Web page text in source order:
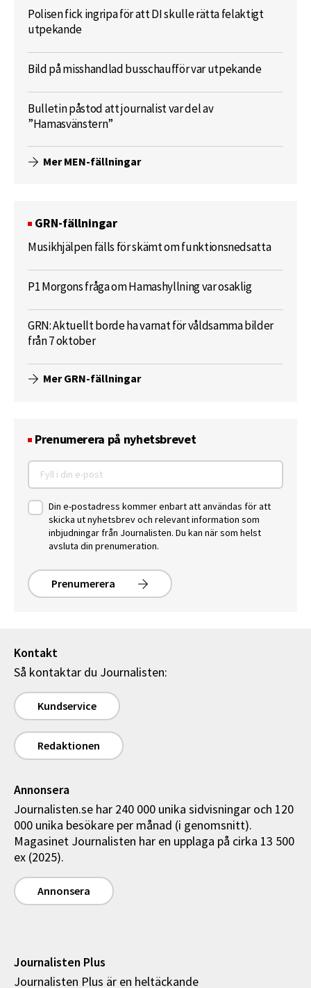
Polisen fick ingripa för att DI skulle rätta felaktigt
utpekande
Bild på misshandlad busschaufför var utpekande
Bulletin påstod att journalist var del av
”Hamasvänstern”
Mer MEN-fällningar
GRN-fällningar
Musikhjälpen fälls för skämt om funktionsnedsatta
P1 Morgons fråga om Hamashyllning var osaklig
GRN: Aktuellt borde ha varnat för våldsamma bilder
från 7 oktober
Mer GRN-fällningar
Prenumerera på nyhetsbrevet
Din e-postadress kommer enbart att användas för att
skicka ut nyhetsbrev och relevant information som
inbjudningar från Journalisten. Du kan när som helst
avsluta din prenumeration.
Prenumerera
Kontakt
Så kontaktar du Journalisten:
Kundservice
Redaktionen
Annonsera
Journalisten.se har 240 000 unika sidvisningar och 120
000 unika besökare per månad (i genomsnitt).
Magasinet Journalisten har en upplaga på cirka 13 500
ex (2025).
Annonsera
Journalisten Plus
Journalisten Plus är en heltäckande